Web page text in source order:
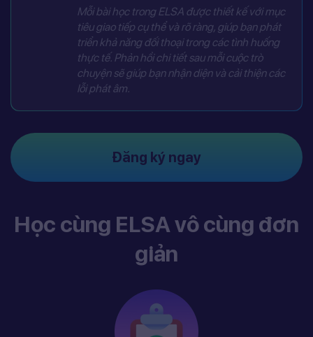
Mỗi bài học trong ELSA được thiết kế với mục
tiêu giao tiếp cụ thể và rõ ràng, giúp bạn phát
triển khả năng đối thoại trong các tình huống
thực tế. Phản hồi chi tiết sau mỗi cuộc trò
chuyện sẽ giúp bạn nhận diện và cải thiện các
lỗi phát âm.
Đăng ký ngay
Học cùng ELSA vô cùng đơn
giản